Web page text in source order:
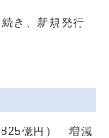
き、新規発行
億円） 増減